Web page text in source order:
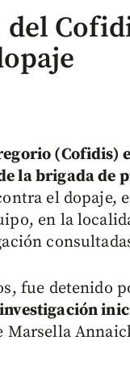
(Cofidis)
la brigada de
el dopaje,
en la
fue detenido
Marsella